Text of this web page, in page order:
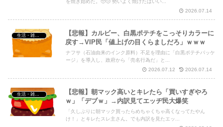
を焼き始めた。🥺😢 勢いよく焼けたはいい...
2026.07.14
生活・雑談・恋愛
【悲報】カルビー、白黒ポテチをこっそりカラーに
戻す→VIP民「値上げの目くらましだろ」ｗｗｗ
ナフサ（石油由来のインク原料）不足を理由に「白黒ポテチパッケ
ージ」を導入し、政府から「売名行為だ」と...
2026.07.12
2026.07.14
生活・雑談・恋愛
【悲報】朝マック高いとキレたら「買いすぎやろ
ｗ」「デブｗ」→内訳見てエッヂ民大爆笑
「久しぶりに朝マック買ったらめちゃくちゃ高くなってたやん
け！」とキレたスレ主さん。でも内訳を見たエッ...